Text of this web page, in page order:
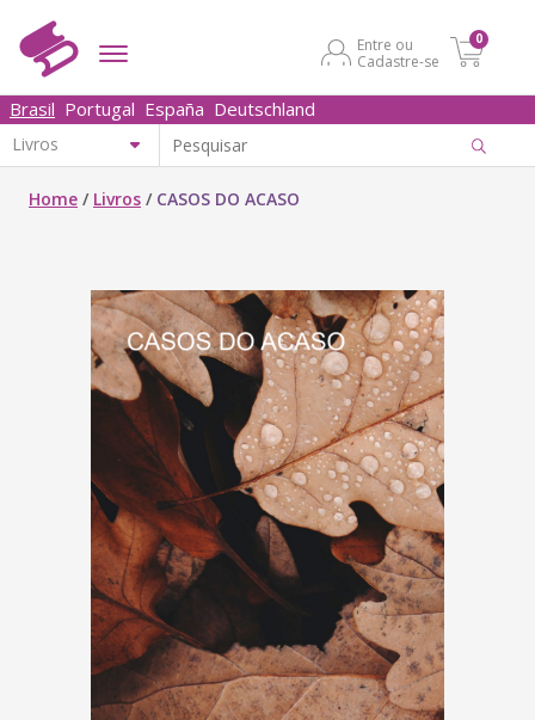
Entre ou
Cadastre-se
0
Brasil Portugal España Deutschland
Home / Livros / CASOS DO ACASO